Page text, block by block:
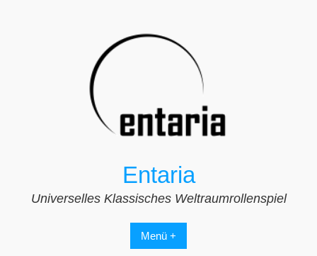
Entaria
Universelles Klassisches Weltraumrollenspiel
Menü +